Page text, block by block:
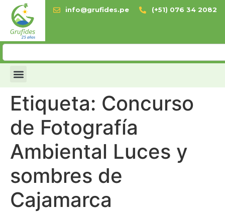
info@grufides.pe (+51) 076 34 2082
Etiqueta: Concurso
de Fotografía
Ambiental Luces y
sombres de
Cajamarca